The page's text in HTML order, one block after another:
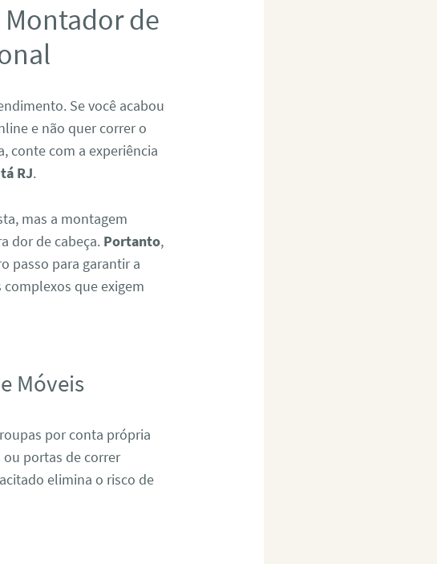
de
Se você acabou
e não quer correr o
conte com a experiência
RJ.
mas a montagem
dor de cabeça. Portanto,
passo para garantir a
que exigem
Móveis
por conta própria
portas de correr
elimina o risco de